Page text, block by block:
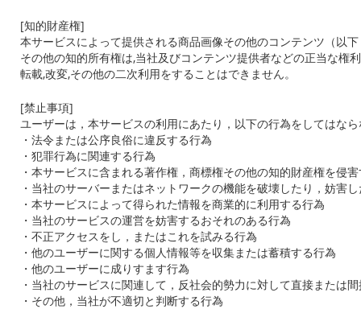
[知的財産権]
本サービスによって提供される商品画像その他のコンテンツ（以
その他の知的所有権は,当社及びコンテンツ提供者などの正当な権
転載,改変,その他の二次利用をすることはできません。
[禁止事項]
ユーザーは，本サービスの利用にあたり，以下の行為をしてはな
・法令または公序良俗に違反する行為
・犯罪行為に関連する行為
・本サービスに含まれる著作権，商標権その他の知的財産権を侵
・当社のサーバーまたはネットワークの機能を破壊したり，妨害
・本サービスによって得られた情報を商業的に利用する行為
・当社のサービスの運営を妨害するおそれのある行為
・不正アクセスをし，またはこれを試みる行為
・他のユーザーに関する個人情報等を収集または蓄積する行為
・他のユーザーに成りすます行為
・当社のサービスに関連して，反社会的勢力に対して直接または
・その他，当社が不適切と判断する行為